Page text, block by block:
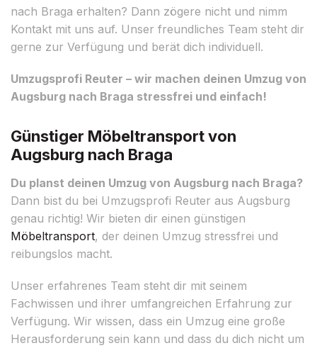
nach Braga erhalten? Dann zögere nicht und nimm
Kontakt mit uns auf. Unser freundliches Team steht dir
gerne zur Verfügung und berät dich individuell.
Umzugsprofi Reuter – wir machen deinen Umzug von
Augsburg nach Braga stressfrei und einfach!
Günstiger Möbeltransport von
Augsburg nach Braga
Du planst deinen Umzug von Augsburg nach Braga?
Dann bist du bei Umzugsprofi Reuter aus Augsburg
genau richtig! Wir bieten dir einen günstigen
Möbeltransport, der deinen Umzug stressfrei und
reibungslos macht.
Unser erfahrenes Team steht dir mit seinem
Fachwissen und ihrer umfangreichen Erfahrung zur
Verfügung. Wir wissen, dass ein Umzug eine große
Herausforderung sein kann und dass du dich nicht um